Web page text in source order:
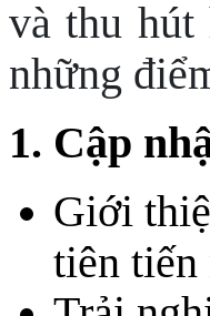
và thu hút
những
1. Cập
Giới
tiên tiến